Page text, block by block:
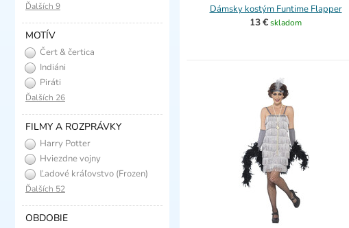
Dámsky kostým Funtime Flapper
13 €skladom
Ďalších 9
MOTÍV
Čert & čertica
Indiáni
Piráti
Ďalších 26
FILMY A ROZPRÁVKY
Harry Potter
Hviezdne vojny
Ľadové kráľovstvo (Frozen)
Ďalších 52
OBDOBIE